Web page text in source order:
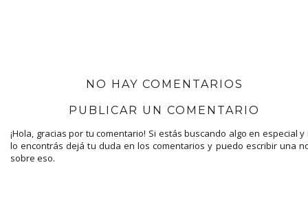
NO HAY COMENTARIOS
PUBLICAR UN COMENTARIO
¡Hola, gracias por tu comentario! Si estás buscando algo en especial y
lo encontrás dejá tu duda en los comentarios y puedo escribir una
sobre eso.